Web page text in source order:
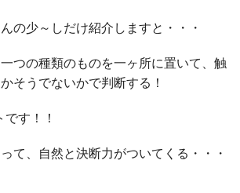
の少～しだけ紹介しますと・・・
つの種類のものを一ヶ所に置いて、触
そうでないかで判断する！
す！！
て、自然と決断力がついてくる・・・